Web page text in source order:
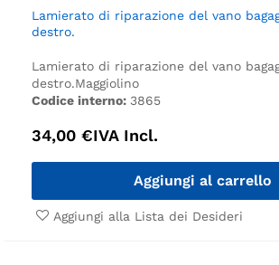
Lamierato di riparazione del vano
destro.
Lamierato di riparazione del vano
destro.Maggiolino
Codice interno: 3865
34,00 €IVA Incl.
Aggiungi al carrello
Aggiungi alla Lista dei Desideri